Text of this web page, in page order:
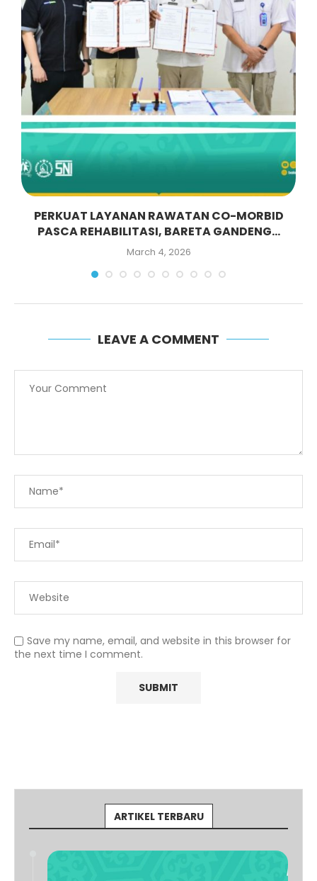
PERKUAT LAYANAN RAWATAN CO-MORBID
PASCA REHABILITASI, BARETA GANDENG...
March 4, 2026
LEAVE A COMMENT
Save my name, email, and website in this browser for
the next time I comment.
ARTIKEL TERBARU